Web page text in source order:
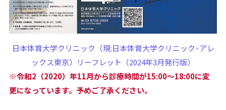
日本体育大学クリニック（現:日本体育大学クリニック･アレ
ックス東京）リーフレット（2024年3月発行版）
※令和2（2020）年11月から診療時間が15:00～18:00に変
更になっています。予めご了承ください。